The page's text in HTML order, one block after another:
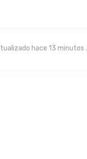
hace 13 minutos .